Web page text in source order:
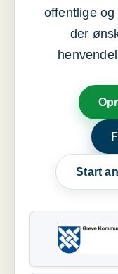
offentlige
der
Start